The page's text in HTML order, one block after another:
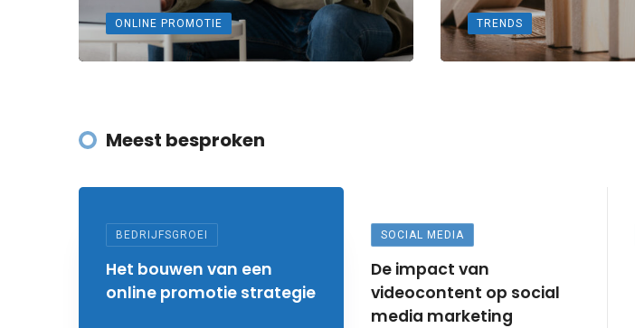
ONLINE PROMOTIE TRENDS
Meest besproken
BEDRIJFSGROEI
Het bouwen van een
online promotie strategie
SOCIAL MEDIA
De impact van
videocontent op social
media marketing